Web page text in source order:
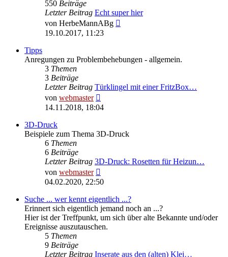
550 Beiträge
Letzter Beitrag Echt super hier
von HerbeMannABg
19.10.2017, 11:23
Tipps
Anregungen zu Problembehebungen - allgemein.
3 Themen
3 Beiträge
Letzter Beitrag Türklingel mit einer FritzBox…
von webmaster
Beitrag
14.11.2018, 18:04
3D-Druck
Beispiele zum Thema 3D-Druck
6 Themen
6 Beiträge
Letzter Beitrag 3D-Druck: Rosetten für Heizun…
von webmaster
Beitrag
04.02.2020, 22:50
Suche ... wer kennt eigentlich ...?
Erinnert sich eigentlich jemand noch an ...?
Hier ist der Treffpunkt, um sich über alte Bekannte und/oder
Ereignisse auszutauschen.
5 Themen
9 Beiträge
Letzter Beitrag Inserate aus den (alten) Klei…